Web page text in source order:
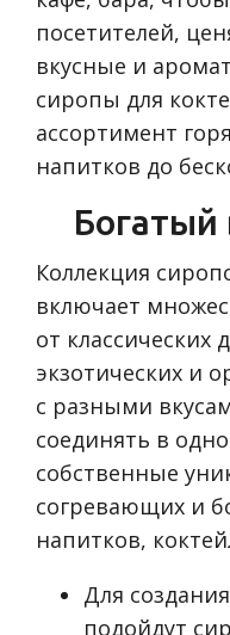
посетителей,
вкусные и
сиропы для
ассортимент
напитков до
Богатый
Коллекция
включает
от классических
экзотических и
с разными
соединять в
собственные
согревающих и
напитков,
Для
подойдут